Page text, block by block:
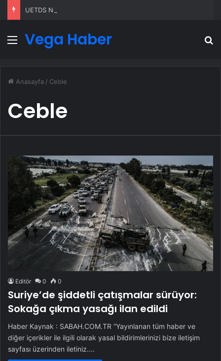
Menü
Vega Haber
Anasayfa / Ceble
Ceble
Editör 0 0
Suriye’de şiddetli çatışmalar sürüyor:
Sokağa çıkma yasağı ilan edildi
Haber Kaynak : SABAH.COM.TR “Yayınlanan tüm haber ve
diğer içerikler ile ilgili olarak yasal bildirimlerinizi bize iletişim
sayfası üzerinden iletiniz.…